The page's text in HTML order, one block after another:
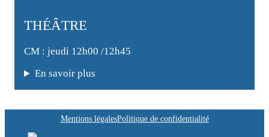
THÉÂTRE
CM : jeudi 12h00 /12h45
En savoir plus
Mentions légalesPolitique de confidentialité